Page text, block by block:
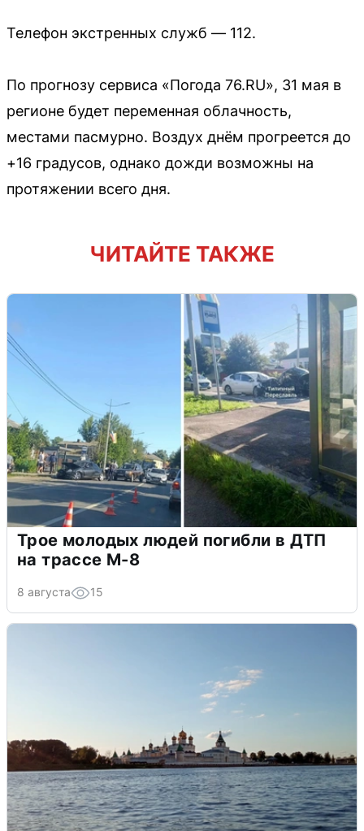
Телефон экстренных служб — 112.
По прогнозу сервиса «Погода 76.RU», 31 мая в
регионе будет переменная облачность,
местами пасмурно. Воздух днём прогреется до
+16 градусов, однако дожди возможны на
протяжении всего дня.
ЧИТАЙТЕ ТАКЖЕ
Трое молодых людей погибли в ДТП
на трассе М-8
8 августа 15